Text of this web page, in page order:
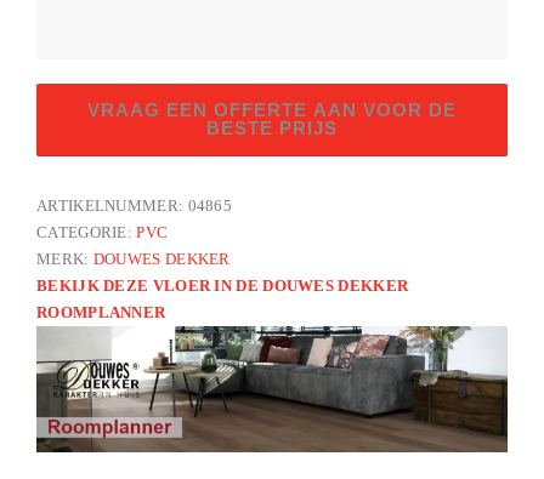
macaron
VRAAG EEN OFFERTE AAN VOOR DE
BESTE PRIJS
ARTIKELNUMMER: 04865
CATEGORIE:PVC
MERK: DOUWES DEKKER
BEKIJK DEZE VLOER IN DE DOUWES DEKKER
ROOMPLANNER